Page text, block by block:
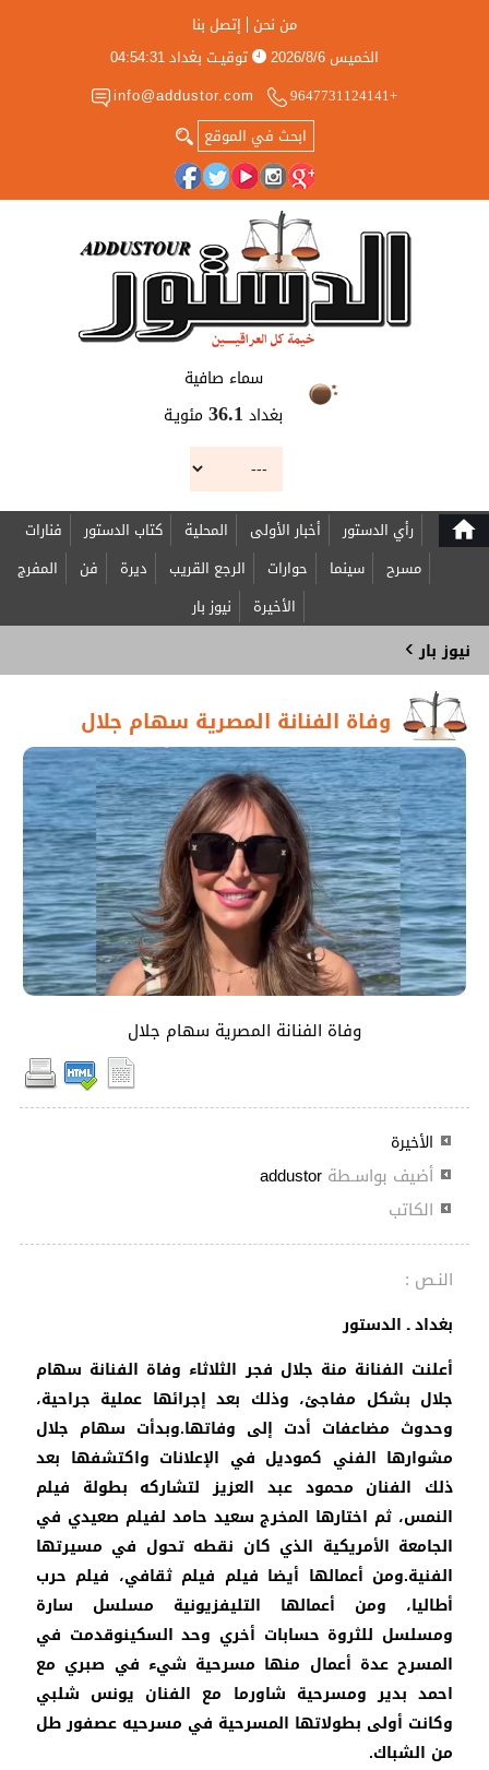
من نحن إتصل بنا
الخميس2026/8/6 توقيـت بغداد04:54:31
+9647731124141
info@addustor.com
سماء صافية
بغداد 36.1 مئويـة
home رأي الدستور أخبار الأولى المحلية كتاب الدستور
فنارات
مسرح
سينما حوارات الرجع القريب ديرة فن
المفرج
الأخيرة
نيوز بار
نيوز بار ›
وفاة الفنانة المصرية سهام جلال
وفاة الفنانة المصرية سهام جلال
الأخيرة
أضيف بواسـطة
الكاتب
النـص :
بغداد ـ الدستور
أعلنت الفنانة منة جلال فجر الثلاثاء وفاة الفنانة سهام
جلال بشكل مفاجئ، وذلك بعد إجرائها عملية جراحية،
وحدوث مضاعفات أدت إلى وفاتها.وبدأت سهام جلال
مشوارها الفني كموديل في الإعلانات واكتشفها بعد
ذلك الفنان محمود عبد العزيز لتشاركه بطولة فيلم
النمس، ثم اختارها المخرج سعيد حامد لفيلم صعيدي في
الجامعة الأمريكية الذي كان نقطه تحول في مسيرتها
الفنية.ومن أعمالها أيضا فيلم فيلم ثقافي، فيلم حرب
أطاليا، ومن أعمالها التليفزيونية مسلسل سارة
ومسلسل للثروة حسابات أخري وحد السكينوقدمت في
المسرح عدة أعمال منها مسرحية شيء في صبري مع
احمد بدير ومسرحية شاورما مع الفنان يونس شلبي
وكانت أولى بطولاتها المسرحية في مسرحيه عصفور طل
من الشباك.